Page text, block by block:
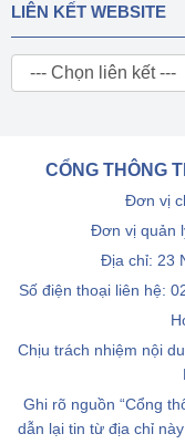
LIÊN KẾT WEBSITE
CỔNG THÔNG
Đơn vị
Đơn vị quản
Địa chỉ: 23
Số điện thoại liên hệ:
Chịu trách nhiệm nội
Ghi rõ nguồn “Cổng
dẫn lại tin từ địa chỉ